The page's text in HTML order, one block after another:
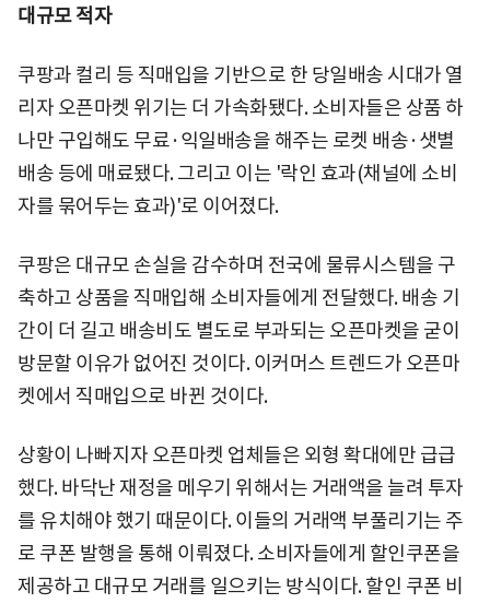
대규모 적자
쿠팡과 컬리 등 직매입을 기반으로 한 당일배송 시대가 열
리자 오픈마켓 위기는 더 가속화됐다. 소비자들은 상품 하
나만 구입해도 무료·익일배송을 해주는 로켓 배송·샛별
배송 등에 매료됐다. 그리고 이는 '락인 효과(채널에 소비
자를 묶어두는 효과)'로 이어졌다.
쿠팡은 대규모 손실을 감수하며 전국에 물류시스템을 구
축하고 상품을 직매입해 소비자들에게 전달했다. 배송 기
간이 더 길고 배송비도 별도로 부과되는 오픈마켓을 굳이
방문할 이유가 없어진 것이다. 이커머스 트렌드가 오픈마
켓에서 직매입으로 바뀐 것이다.
상황이 나빠지자 오픈마켓 업체들은 외형 확대에만 급급
했다. 바닥난 재정을 메우기 위해서는 거래액을 늘려 투자
를 유치해야 했기 때문이다. 이들의 거래액 부풀리기는 주
로 쿠폰 발행을 통해 이뤄졌다. 소비자들에게 할인쿠폰을
제공하고 대규모 거래를 일으키는 방식이다. 할인 쿠폰 비